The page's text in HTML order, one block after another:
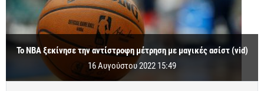
Το NBA ξεκίνησε την αντίστροφη μέτρηση με μαγικές ασίστ (vid)
16 Αυγούστου 2022 15:49